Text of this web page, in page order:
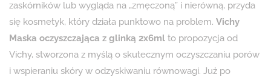
zaskórników lub wygląda na „zmęczoną” i nierówną, przyda
się kosmetyk, który działa punktowo na problem. Vichy
Maska oczyszczająca z glinką 2x6ml to propozycja od
Vichy, stworzona z myślą o skutecznym oczyszczaniu porów
i wspieraniu skóry w odzyskiwaniu równowagi. Już po